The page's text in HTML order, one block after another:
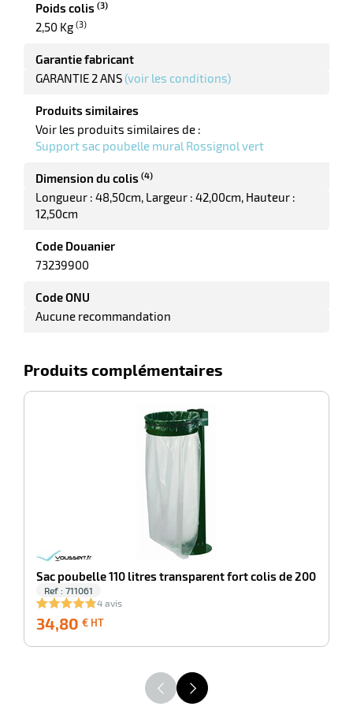
Poids colis (3)
2,50 Kg (3)
Garantie fabricant
GARANTIE 2 ANS (voir les conditions)
Produits similaires
Voir les produits similaires de :
Support sac poubelle mural Rossignol vert
Dimension du colis (4)
Longueur : 48,50cm Largeur : 42,00cm Hauteur :
12,50cm
Code Douanier
73239900
Code ONU
Aucune recommandation
Produits complémentaires
Sac poubelle 110 litres transparent fort colis de 200
Ref : 711061
4 avis
34,80 € HT
HT